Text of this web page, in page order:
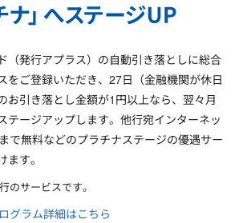
（発行アプラス）の自動引き落としに総合
をご登録いただき、27日（金融機関が休日
お引き落とし金額が1円以上なら、翌々月
テージアップします。他行宛インターネッ
で無料などのプラチナステージの優遇サー
す。
のサービスです。
グラム詳細はこちら